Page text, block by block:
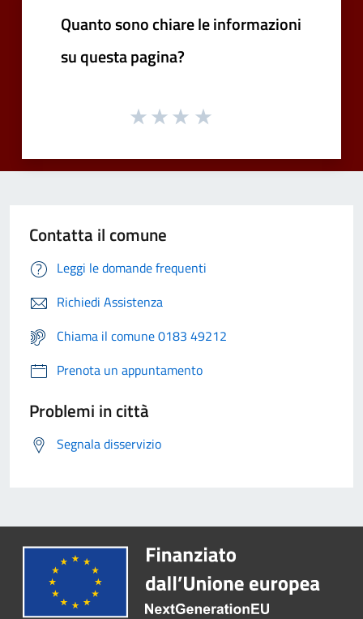
Quanto sono chiare le informazioni
su questa pagina?
Contatta il comune
Leggi le domande frequenti
Richiedi Assistenza
Chiama il comune 0183 49212
Prenota un appuntamento
Problemi in città
Segnala disservizio